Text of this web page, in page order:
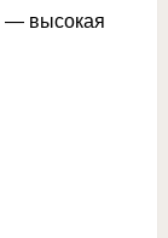
— высокая